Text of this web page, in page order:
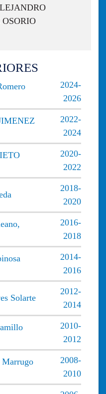
2024-
2026
2022-
2024
2020-
2022
2018-
2020
2016-
2018
2014-
2016
Solarte
2012-
2014
2010-
2012
2008-
2010